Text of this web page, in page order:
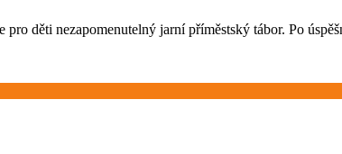
děti nezapomenutelný jarní příměstský tábor. Po